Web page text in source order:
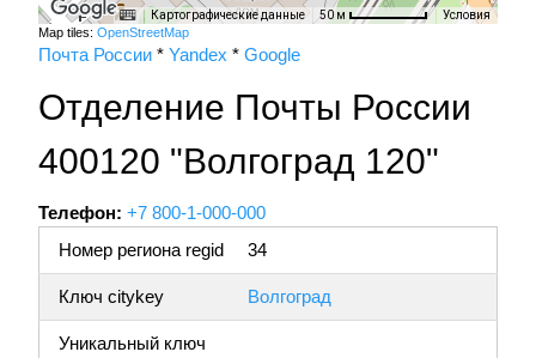
Картографические данные 50 м Условия
Map tiles: OpenStreetMap
Почта России * Yandex * Google
Отделение Почты России
400120 "Волгоград 120"
Телефон: +7 800-1-000-000
Номер региона regid
34
Ключ citykey Волгоград
Уникальный ключ